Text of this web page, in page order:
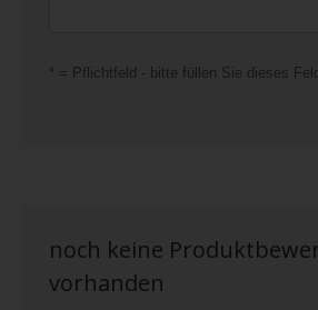
* = Pflichtfeld - bitte füllen Sie dieses
noch keine
vorhanden